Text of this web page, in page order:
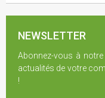
NEWSLETTER
Abonnez-vous à notre
actualités de votre
!